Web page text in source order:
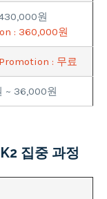
원
: 360,000원
: 무료
~ 36,000원
집중 과정